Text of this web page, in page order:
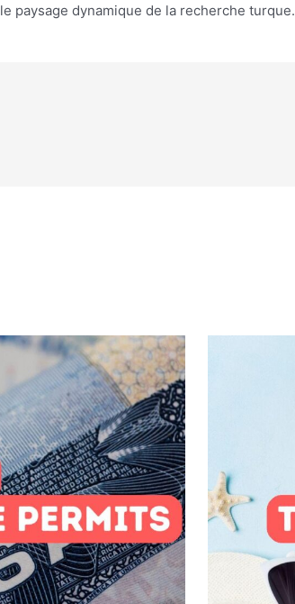
paysage dynamique de la recherche turque.